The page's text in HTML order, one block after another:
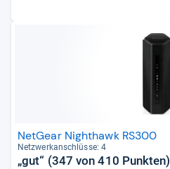
NetGear Nighthawk RS300
Netz­werk­an­schlüsse: 4
„gut“ (347 von 410 Punkten)